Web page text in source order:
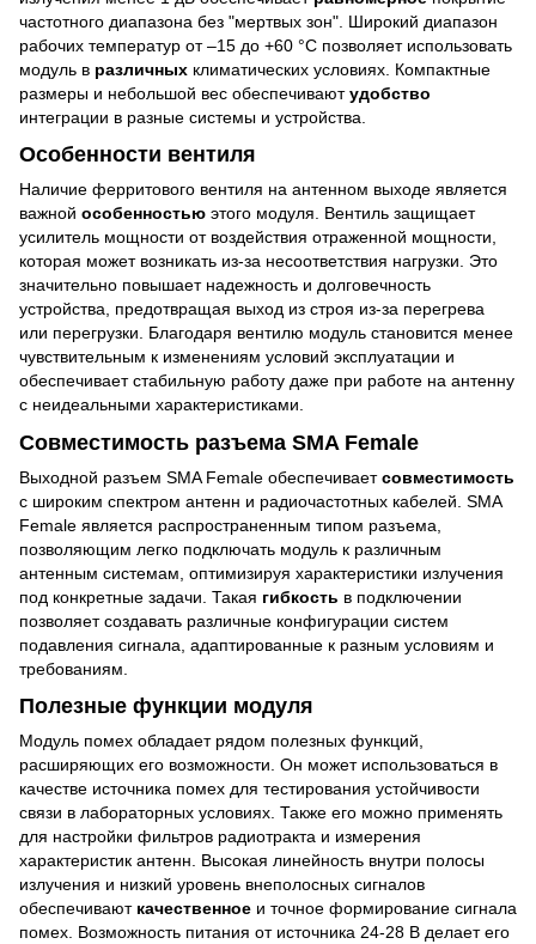
частотного диапазона без "мертвых зон". Широкий диапазон
рабочих температур от –15 до +60 °С позволяет использовать
модуль в различных климатических условиях. Компактные
размеры и небольшой вес обеспечиваютудобство
интеграции в разные системы и устройства.
Особенности вентиля
Наличие ферритового вентиля на антенном выходе является
важной особенностью этого модуля. Вентиль защищает
усилитель мощности от воздействия отраженной мощности,
которая может возникать из-за несоответствия нагрузки. Это
значительно повышает надежность и долговечность
устройства, предотвращая выход из строя из-за перегрева
или перегрузки. Благодаря вентилю модуль становится менее
чувствительным к изменениям условий эксплуатации и
обеспечивает стабильную работу даже при работе на антенну
с неидеальными характеристиками.
Совместимость разъема SMA Female
Выходной разъем SMA Female обеспечиваетсовместимость
с широким спектром антенн и радиочастотных кабелей. SMA
Female является распространенным типом разъема,
позволяющим легко подключать модуль к различным
антенным системам, оптимизируя характеристики излучения
под конкретные задачи. Такая гибкость в подключении
позволяет создавать различные конфигурации систем
подавления сигнала, адаптированные к разным условиям и
требованиям.
Полезные функции модуля
Модуль помех обладает рядом полезных функций,
расширяющих его возможности. Он может использоваться в
качестве источника помех для тестирования устойчивости
связи в лабораторных условиях. Также его можно применять
для настройки фильтров радиотракта и измерения
характеристик антенн. Высокая линейность внутри полосы
излучения и низкий уровень внеполосных сигналов
обеспечивают качественное и точное формирование сигнала
помех. Возможность питания от источника 24-28 В делает его